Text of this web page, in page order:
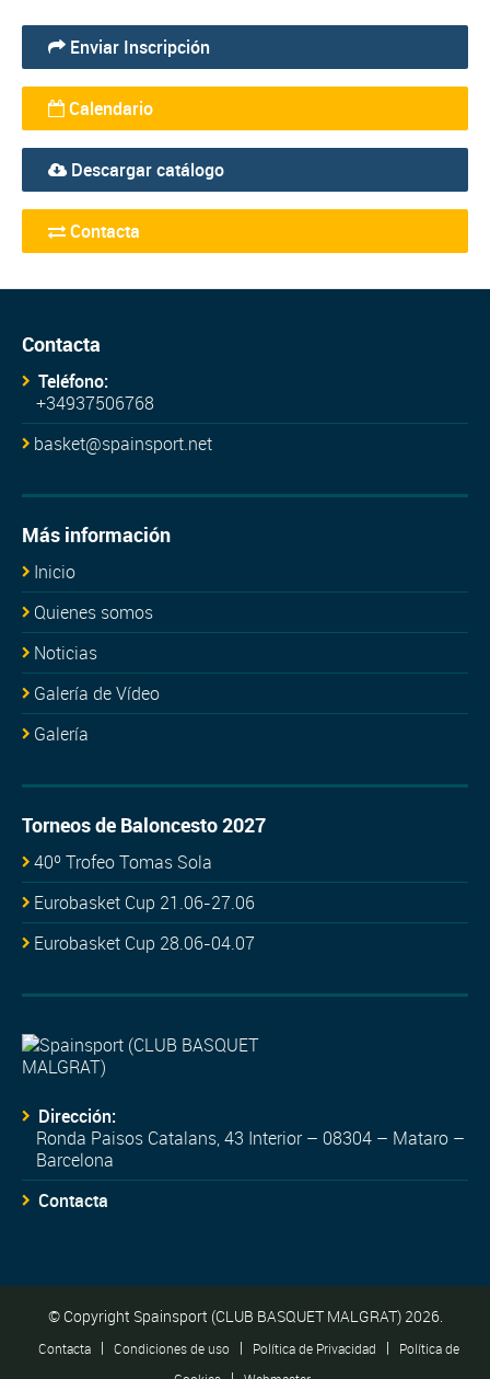
Enviar Inscripción
Calendario
Descargar catálogo
Contacta
Contacta
Teléfono:
+34937506768
basket@spainsport.net
Más información
Inicio
Quienes somos
Noticias
Galería de Vídeo
Galería
Torneos de Baloncesto 2027
40º Trofeo Tomas Sola
Eurobasket Cup 21.06-27.06
Eurobasket Cup 28.06-04.07
Dirección:
Ronda Paisos Catalans, 43 Interior – 08304 – Mataro –
Barcelona
Contacta
© Copyright Spainsport (CLUB BASQUET MALGRAT) 2026.
Contacta | Condiciones de uso | Política de Privacidad |
Política de